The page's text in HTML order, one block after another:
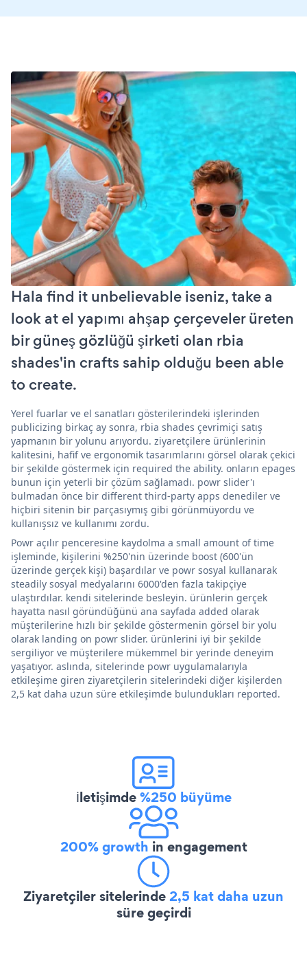
Hala find it unbelievable iseniz, take a
look at el yapımı ahşap çerçeveler üreten
bir güneş gözlüğü şirketi olan rbia
shades'in crafts sahip olduğu been able
to create.
Yerel fuarlar ve el sanatları gösterilerindeki işlerinden
publicizing birkaç ay sonra, rbia shades çevrimiçi satış
yapmanın bir yolunu arıyordu. ziyaretçilere ürünlerinin
kalitesini, hafif ve ergonomik tasarımlarını görsel olarak çekici
bir şekilde göstermek için required the ability. onların epages
bunun için yeterli bir çözüm sağlamadı. powr slider'ı
bulmadan önce bir different third-party apps denediler ve
hiçbiri sitenin bir parçasıymış gibi görünmüyordu ve
kullanışsız ve kullanımı zordu.
Powr açılır penceresine kaydolma a small amount of time
işleminde, kişilerini %250'nin üzerinde boost (600'ün
üzerinde gerçek kişi) başardılar ve powr sosyal kullanarak
steadily sosyal medyalarını 6000'den fazla takipçiye
ulaştırdılar. kendi sitelerinde besleyin. ürünlerin gerçek
hayatta nasıl göründüğünü ana sayfada added olarak
müşterilerine hızlı bir şekilde göstermenin görsel bir yolu
olarak landing on powr slider. ürünlerini iyi bir şekilde
sergiliyor ve müşterilere mükemmel bir yerinde deneyim
yaşatıyor. aslında, sitelerinde powr uygulamalarıyla
etkileşime giren ziyaretçilerin sitelerindeki diğer kişilerden
2,5 kat daha uzun süre etkileşimde bulundukları reported.
İletişimde%250 büyüme
200% growth in engagement
Ziyaretçiler sitelerinde2,5 kat daha uzun
süre geçirdi